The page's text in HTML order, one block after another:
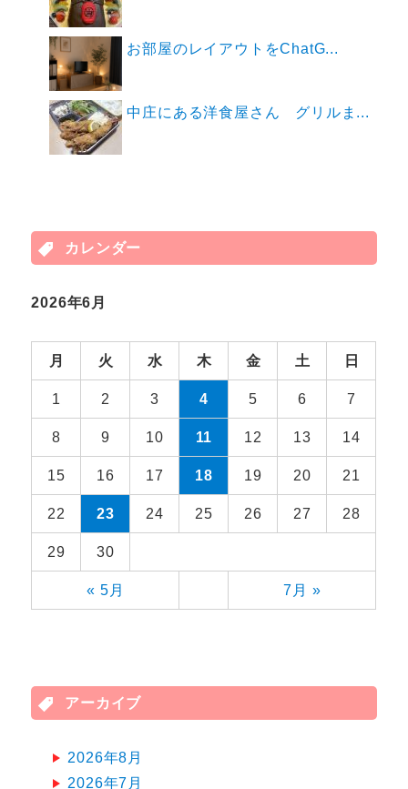
お部屋のレイアウトをChatG...
中庄にある洋食屋さん グリルま...
カレンダー
2026年6月
月 火 水 木 金 土 日
« 5月 7月 »
1 2 3 4 5 6 7
8 9 10 11 12 13 14
15 16 17 18 19 20 21
22 23 24 25 26 27 28
29 30
アーカイブ
2026年8月
2026年7月